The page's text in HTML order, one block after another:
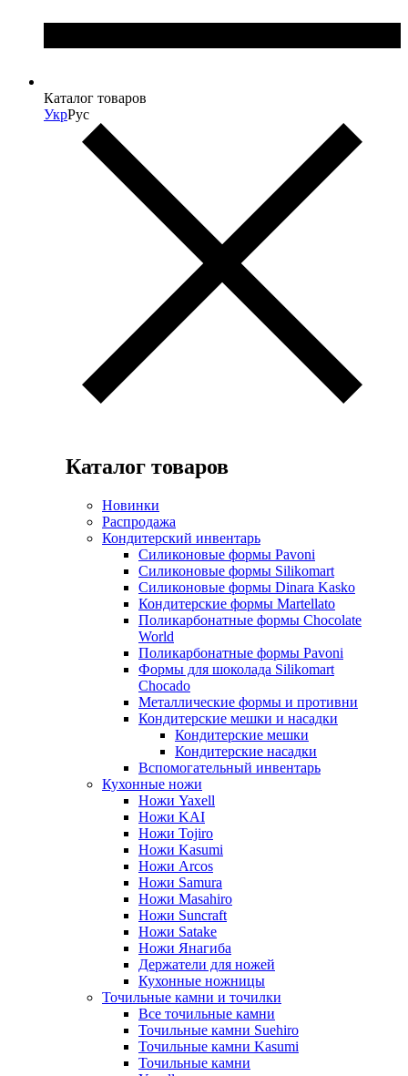
Каталог товаров
УкрРус
Каталог товаров
Новинки
Распродажа
Кондитерский инвентарь
Силиконовые формы Pavoni
Силиконовые формы Silikomart
Силиконовые формы Dinara Kasko
Кондитерские формы Martellato
Поликарбонатные формы Chocolate
World
Поликарбонатные формы Pavoni
Формы для шоколада Silikomart
Chocado
Металлические формы и противни
Кондитерские мешки и насадки
Кондитерские мешки
Кондитерские насадки
Вспомогательный инвентарь
Кухонные ножи
Ножи Yaxell
Ножи KAI
Ножи Tojiro
Ножи Kasumi
Ножи Arcos
Ножи Samura
Ножи Masahiro
Ножи Suncraft
Ножи Satake
Ножи Янагиба
Держатели для ножей
Кухонные ножницы
Точильные камни и точилки
Все точильные камни
Точильные камни Suehiro
Точильные камни Kasumi
Точильные камни